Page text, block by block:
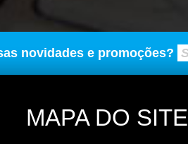
novidades e promoções?
MAPA DO SITE